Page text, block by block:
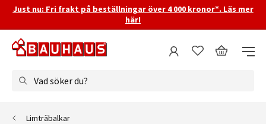
Just nu: Fri frakt på beställningar över 4 000 kronor*. Läs mer
här!
Vad söker du?
Limträbalkar